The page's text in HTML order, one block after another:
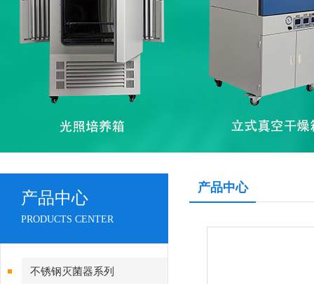
产品中心
PRODUCTS CENTER
不锈钢灭菌器系列
产品中心